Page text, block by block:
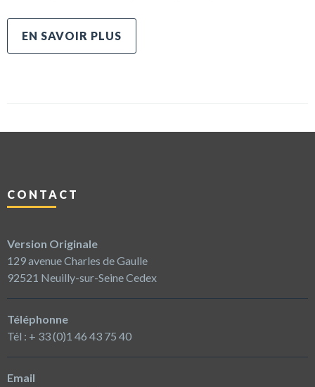
EN SAVOIR PLUS
CONTACT
Version Originale
129 avenue Charles de Gaulle
92521 Neuilly-sur-Seine Cedex
Téléphonne
Tél : + 33 (0)1 46 43 75 40
Email